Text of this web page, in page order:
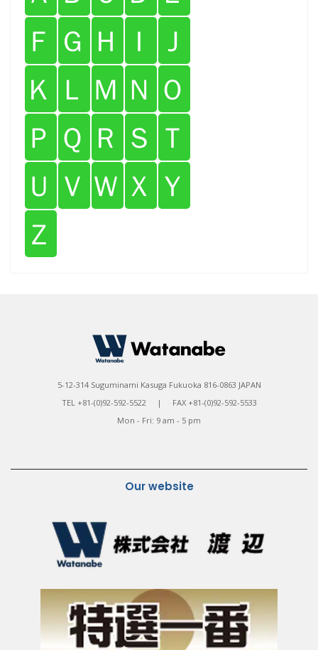
Ｆ Ｇ Ｈ Ｉ
Ｊ
Ｋ Ｌ Ｍ Ｎ Ｏ
Ｐ Ｑ Ｒ Ｓ Ｔ
Ｕ Ｖ Ｗ Ｘ Ｙ
Ｚ
5-12-314 Suguminami Kasuga Fukuoka 816-0863 JAPAN
TEL +81-(0)92-592-5522 | FAX +81-(0)92-592-5533
Mon - Fri: 9 am - 5 pm
Our website